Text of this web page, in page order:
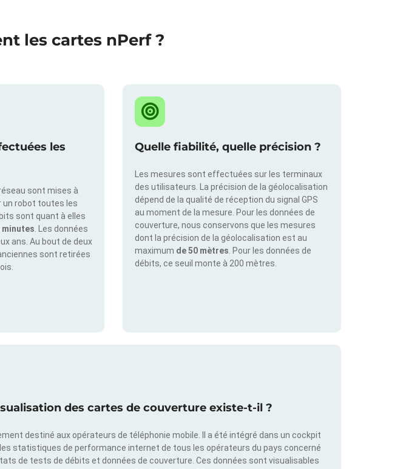
les cartes nPerf ?
les
sont mises à
robot toutes les
sont quant à elles
. Les données
ans. Au bout de deux
sont retirées
Quelle fiabilité, quelle précision ?
Les mesures sont effectuées sur les terminaux
des utilisateurs. La précision de la géolocalisation
dépend de la qualité de réception du signal GPS
au moment de la mesure. Pour les données de
couverture, nous conservons que les mesures
dont la précision de la géolocalisation est au
maximum de 50 mètres . Pour les données de
débits, ce seuil monte à 200 mètres.
des cartes de couverture existe-t-il ?
destiné aux opérateurs de téléphonie mobile. Il a été intégré dans un cockpit
statistiques de performance internet de tous les opérateurs du pays concerné
de tests de débits et données de couverture. Ces données sont visualisables